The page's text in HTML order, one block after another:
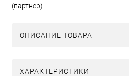
(партнер)
ОПИСАНИЕ ТОВАРА
ХАРАКТЕРИСТИКИ